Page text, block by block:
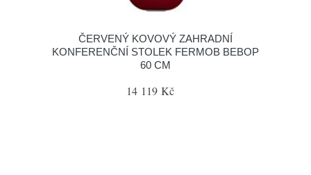
ČERVENÝ KOVOVÝ ZAHRADNÍ
KONFERENČNÍ STOLEK FERMOB BEBOP
60 CM
14 119 Kč